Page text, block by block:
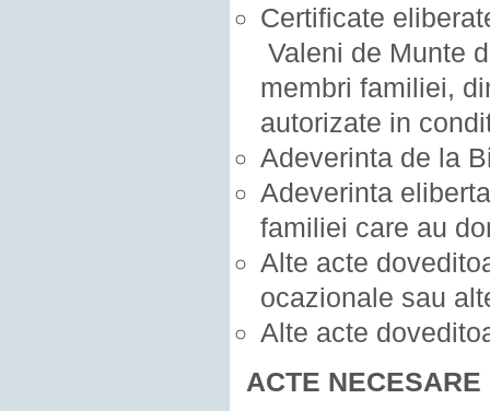
Certificate
Valeni de Munte
membri familiei,
autorizate in
Adeverinta de la
Adeverinta
familiei care au
Alte acte
ocazionale sau
Alte acte
ACTE